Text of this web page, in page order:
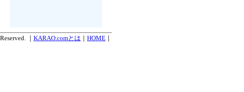
｜ KARAO.comとは HOME